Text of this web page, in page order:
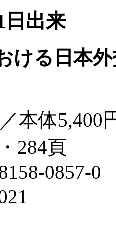
日出来
ける日本
本体5,400
284頁
0857-0